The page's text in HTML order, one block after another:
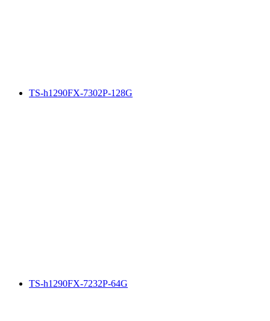
TS-h1290FX-7302P-128G
TS-h1290FX-7232P-64G